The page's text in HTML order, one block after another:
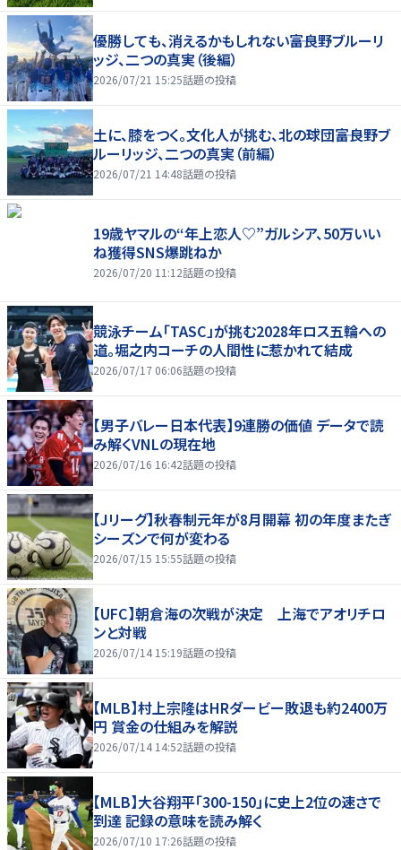
優勝しても、消えるかもしれない――富良野ブルーリ
ッジ、二つの真実（後編）
2026/07/21 15:25話題の投稿
土に、膝をつく。文化人が挑む、北の球団――富良野ブ
ルーリッジ、二つの真実（前編）
2026/07/21 14:48話題の投稿
19歳ヤマルの“年上恋人♡”ガルシア、50万いい
ね獲得SNS爆跳ねか
2026/07/20 11:12話題の投稿
競泳チーム「TASC」が挑む2028年ロス五輪への
道。堀之内コーチの人間性に惹かれて結成
2026/07/17 06:06話題の投稿
【男子バレー日本代表】9連勝の価値 データで読
み解くVNLの現在地
2026/07/16 16:42話題の投稿
【Jリーグ】秋春制元年が8月開幕 初の年度またぎ
シーズンで何が変わる
2026/07/15 15:55話題の投稿
【UFC】朝倉海の次戦が決定 上海でアオリチロ
ンと対戦
2026/07/14 15:19話題の投稿
【MLB】村上宗隆はHRダービー敗退も約2400万
円 賞金の仕組みを解説
2026/07/14 14:52話題の投稿
【MLB】大谷翔平「300-150」に史上2位の速さで
到達 記録の意味を読み解く
2026/07/10 17:26話題の投稿